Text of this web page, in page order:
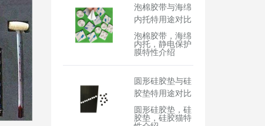
泡棉胶带与海绵
内托特用途对比
泡棉胶带，海绵
内托，静电保护
膜特性介绍
圆形硅胶垫与硅
胶垫特用途对比
圆形硅胶垫，硅
胶垫，硅胶猫特